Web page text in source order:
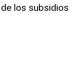
los subsidios